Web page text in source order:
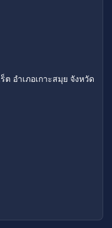
อำเภอเกาะสมุย จังหวัด